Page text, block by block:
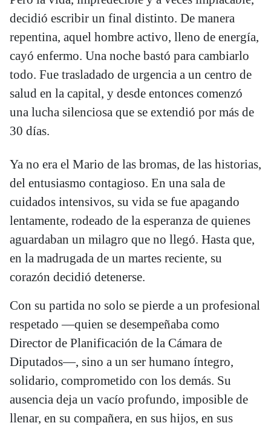
decidió escribir un final distinto. De manera
repentina, aquel hombre activo, lleno de energía,
cayó enfermo. Una noche bastó para cambiarlo
todo. Fue trasladado de urgencia a un centro de
salud en la capital, y desde entonces comenzó
una lucha silenciosa que se extendió por más de
30 días.
Ya no era el Mario de las bromas, de las historias,
del entusiasmo contagioso. En una sala de
cuidados intensivos, su vida se fue apagando
lentamente, rodeado de la esperanza de quienes
aguardaban un milagro que no llegó. Hasta que,
en la madrugada de un martes reciente, su
corazón decidió detenerse.
Con su partida no solo se pierde a un profesional
respetado —quien se desempeñaba como
Director de Planificación de la Cámara de
Diputados—, sino a un ser humano íntegro,
solidario, comprometido con los demás. Su
ausencia deja un vacío profundo, imposible de
llenar, en su compañera, en sus hijos, en sus